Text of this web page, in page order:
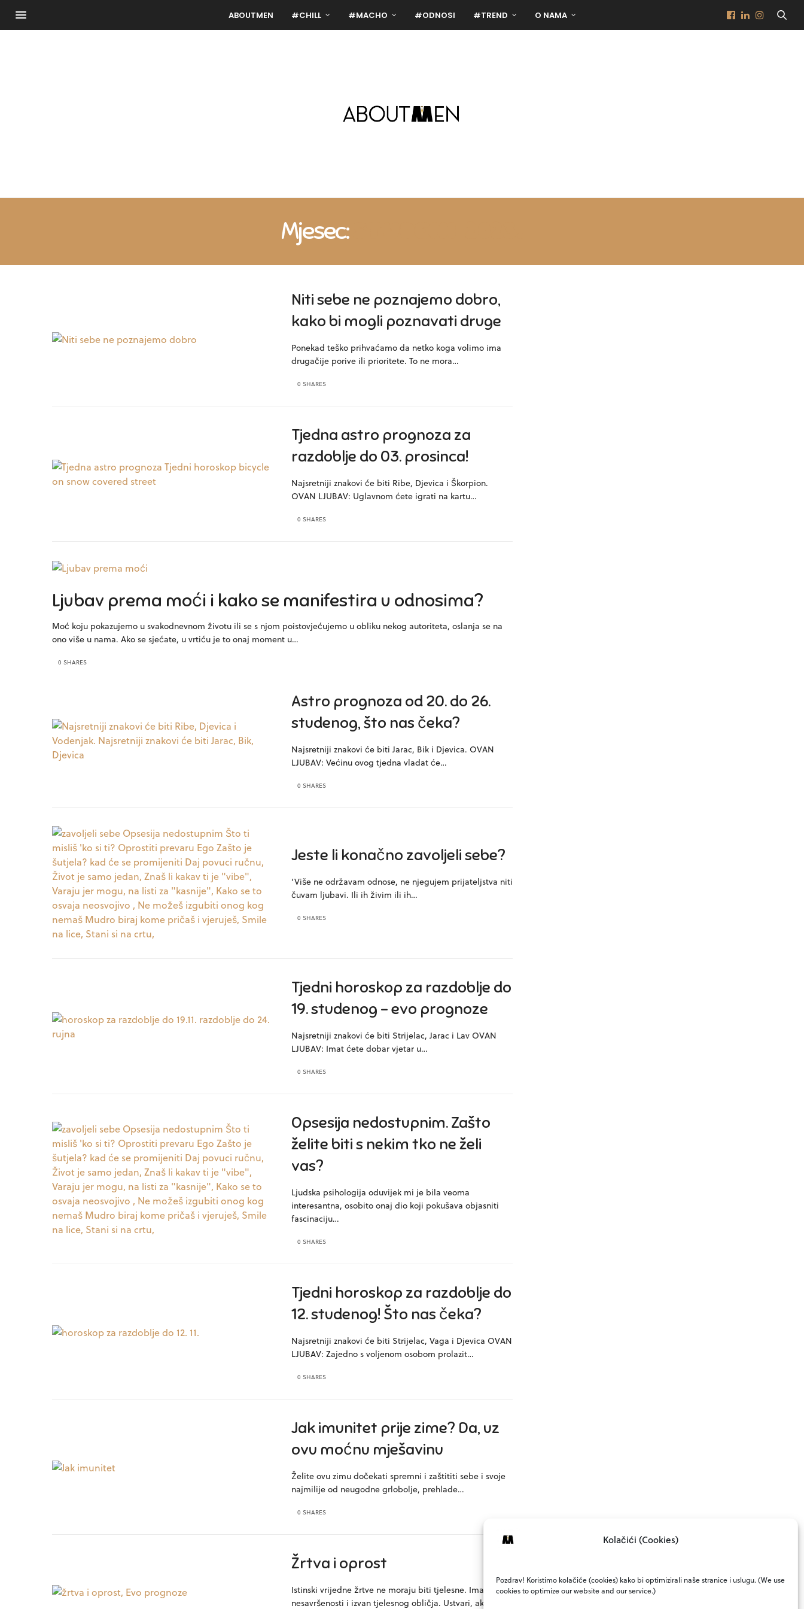
Kolačići (Cookies)
Pozdrav! Koristimo kolačiće (cookies) kako bi optimizirali naše stranice i uslugu. (We use
cookies to optimize our website and our service.)
ABOUTMEN #CHILL #MACHO #ODNOSI #TREND O NAMA
Mjesec:
Niti sebe ne poznajemo dobro,
kako bi mogli poznavati druge
Ponekad teško prihvaćamo da netko koga volimo ima
drugačije porive ili prioritete. To ne mora…
0 SHARES
Tjedna astro prognoza za
razdoblje do 03. prosinca!
Najsretniji znakovi će biti Ribe, Djevica i Škorpion.
OVAN LJUBAV: Uglavnom ćete igrati na kartu…
0 SHARES
Ljubav prema moći i kako se manifestira u odnosima?
Moć koju pokazujemo u svakodnevnom životu ili se s njom poistovjećujemo u obliku nekog autoriteta, oslanja se na
ono više u nama. Ako se sjećate, u vrtiću je to onaj moment u…
0 SHARES
Astro prognoza od 20. do 26.
studenog, što nas čeka?
Najsretniji znakovi će biti Jarac, Bik i Djevica. OVAN
LJUBAV: Većinu ovog tjedna vladat će…
0 SHARES
Jeste li konačno zavoljeli sebe?
‘Više ne održavam odnose, ne njegujem prijateljstva niti
čuvam ljubavi. Ili ih živim ili ih…
0 SHARES
Tjedni horoskop za razdoblje do
19. studenog – evo prognoze
Najsretniji znakovi će biti Strijelac, Jarac i Lav OVAN
LJUBAV: Imat ćete dobar vjetar u…
0 SHARES
Opsesija nedostupnim. Zašto
želite biti s nekim tko ne želi
vas?
Ljudska psihologija oduvijek mi je bila veoma
interesantna, osobito onaj dio koji pokušava objasniti
fascinaciju…
0 SHARES
Tjedni horoskop za razdoblje do
12. studenog! Što nas čeka?
Najsretniji znakovi će biti Strijelac, Vaga i Djevica OVAN
LJUBAV: Zajedno s voljenom osobom prolazit…
0 SHARES
Jak imunitet prije zime? Da, uz
ovu moćnu mješavinu
Želite ovu zimu dočekati spremni i zaštititi sebe i svoje
najmilije od neugodne grlobolje, prehlade…
0 SHARES
Žrtva i oprost
Istinski vrijedne žrtve ne moraju biti tjelesne. Ima
nesavršenosti i izvan tjelesnog obličja. Ustvari, ako…